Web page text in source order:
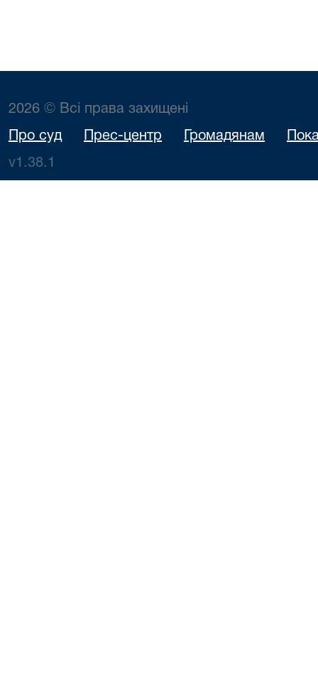
2026 © Всі права захищені
Про суд Прес-центр Громадянам
v1.38.1